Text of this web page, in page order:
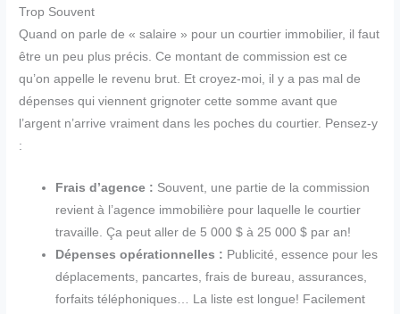
Trop Souvent
Quand on parle de « salaire » pour un courtier immobilier, il faut
être un peu plus précis. Ce montant de commission est ce
qu’on appelle le revenu brut. Et croyez-moi, il y a pas mal de
dépenses qui viennent grignoter cette somme avant que
l’argent n’arrive vraiment dans les poches du courtier. Pensez-y
:
Frais d’agence : Souvent, une partie de la commission
revient à l’agence immobilière pour laquelle le courtier
travaille. Ça peut aller de 5 000 $ à 25 000 $ par an!
Dépenses opérationnelles : Publicité, essence pour les
déplacements, pancartes, frais de bureau, assurances,
forfaits téléphoniques… La liste est longue! Facilement